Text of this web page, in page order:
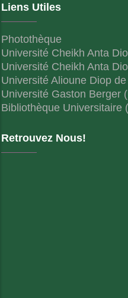
Liens Utiles
Photothèque
Université Cheikh Anta
Université Cheikh Anta
Université Alioune Diop
Université Gaston Berger
Bibliothèque Universitaire
Retrouvez Nous!